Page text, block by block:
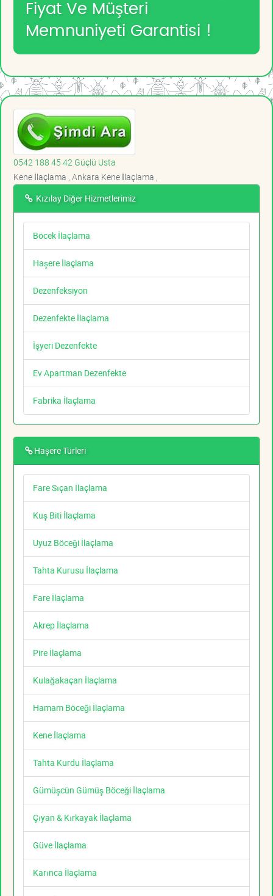
Fiyat Ve Müşteri
Memnuniyeti Garantisi !
0542 188 45 42 Güçlü Usta
Kene İlaçlama , Ankara Kene İlaçlama ,
Kızılay Diğer Hizmetlerimiz
Böcek İlaçlama
Haşere İlaçlama
Dezenfeksiyon
Dezenfekte İlaçlama
İşyeri Dezenfekte
Ev Apartman Dezenfekte
Fabrika İlaçlama
Haşere Türleri
Fare Sıçan İlaçlama
Kuş Biti İlaçlama
Uyuz Böceği İlaçlama
Tahta Kurusu İlaçlama
Fare İlaçlama
Akrep İlaçlama
Pire İlaçlama
Kulağakaçan İlaçlama
Hamam Böceği İlaçlama
Kene İlaçlama
Tahta Kurdu İlaçlama
Gümüşcün Gümüş Böceği İlaçlama
Çıyan & Kırkayak İlaçlama
Güve İlaçlama
Karınca İlaçlama